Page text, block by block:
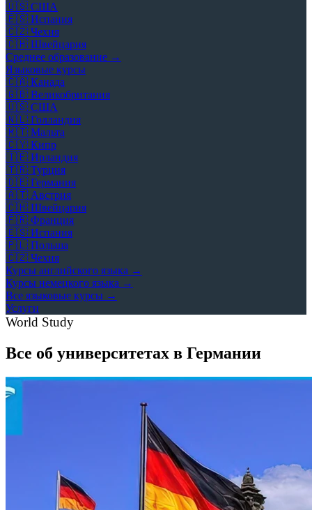
🇺🇸 США
🇪🇸 Испания
🇨🇿 Чехия
🇨🇭 Швейцария
Среднее образование →
Языковые курсы
🇨🇦 Канада
🇬🇧 Великобритания
🇺🇸 США
🇳🇱 Голландия
🇲🇹 Мальта
🇨🇾 Кипр
🇮🇪 Ирландия
🇹🇷 Турция
🇩🇪 Германия
🇦🇹 Австрия
🇨🇭 Швейцария
🇫🇷 Франция
🇪🇸 Испания
🇵🇱 Польша
🇨🇿 Чехия
Курсы английского языка →
Курсы немецкого языка →
Все языковые курсы →
Услуги
World Study
Все об университетах в Германии